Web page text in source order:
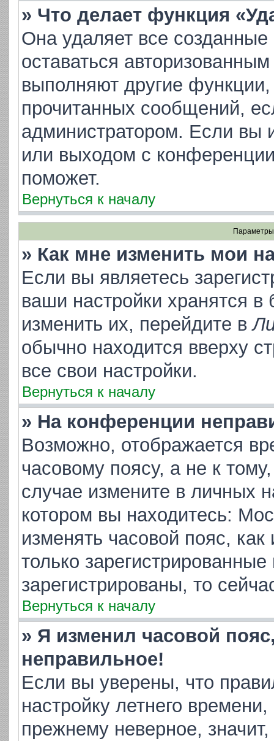
» Что делает функция
Она удаляет все
оставаться
выполняют другие
прочитанных сообщений,
администратором. Если вы
или выходом с
поможет.
Вернуться к началу
Параметры
» Как мне изменить мои
Если вы являетесь
ваши настройки хранятся
изменить их, перейдите в
обычно находится вверху
все свои настройки.
Вернуться к началу
» На конференции
Возможно, отображается
часовому поясу, а не к
случае измените в личных
котором вы находитесь:
изменять часовой пояс,
только
зарегистрированы, то
Вернуться к началу
» Я изменил часовой
неправильное!
Если вы уверены, что
настройку летнего
прежнему неверное,